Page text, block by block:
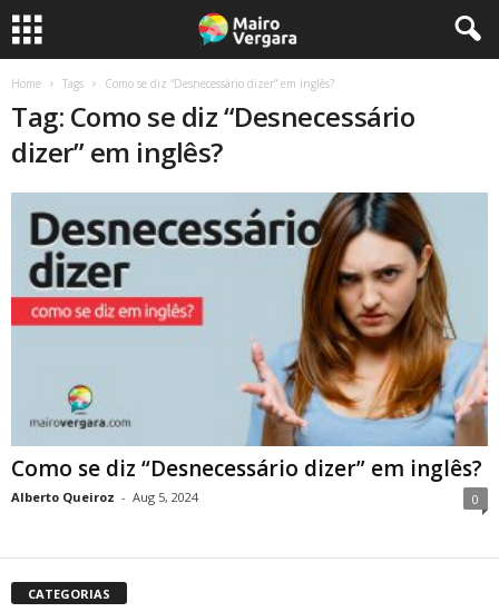
Home Tags Como se diz “Desnecessário dizer” em inglês?
Tag: Como se diz “Desnecessário
dizer” em inglês?
Como se diz “Desnecessário dizer” em inglês?
Alberto Queiroz - Aug 5, 2024 0
CATEGORIAS